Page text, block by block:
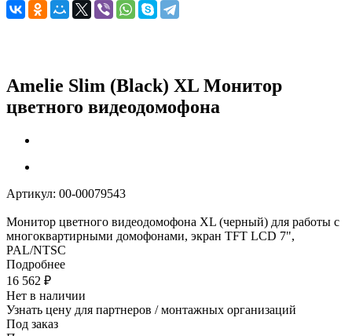
Amelie Slim (Black) XL Монитор
цветного видеодомофона
Артикул: 00-00079543
Монитор цветного видеодомофона XL (черный) для работы с
многоквартирными домофонами, экран TFT LCD 7",
PAL/NTSC
Подробнее
16 562 ₽
Нет в наличии
Узнать цену для партнеров / монтажных организаций
Под заказ